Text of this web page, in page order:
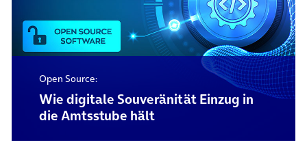
Open Source:
Wie digitale Souveränität Einzug in
die Amtsstube hält